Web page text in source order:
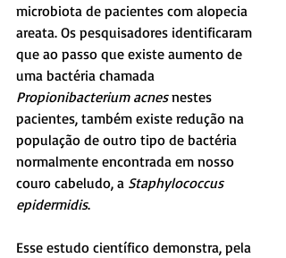
microbiota de pacientes com alopecia
areata. Os pesquisadores identificaram
que ao passo que existe aumento de
uma bactéria chamada
Propionibacterium acnes nestes
pacientes, também existe redução na
população de outro tipo de bactéria
normalmente encontrada em nosso
couro cabeludo, a Staphylococcus
epidermidis.
Esse estudo científico demonstra, pela